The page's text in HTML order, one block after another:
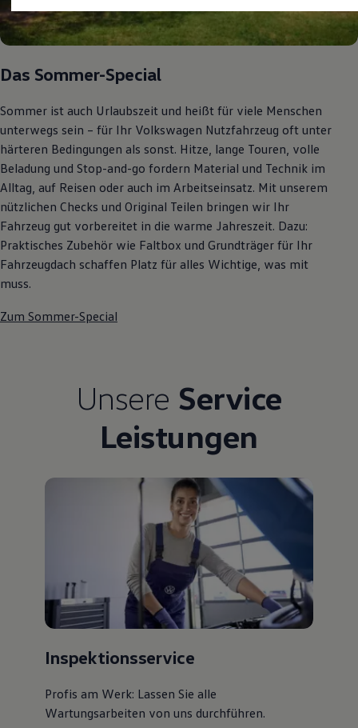
Kostensimulator
Autonomes Fahren
Mehr zum ID. Buzz
California Welt
California Club
Vanlife
Ratgeber
Routen & Reisen
California Reisen & Erlebnisse
California App
California Lifestyle & Zubehör
Übernachten im California
Marke
Unternehmen
Karriere
Karriere im Unternehmen
Karriere im Autohaus
Gesellschaft
Natur
Fahrzeugabholung ab Werk
Das Sommer-Special
Sommer ist auch Urlaubszeit und heißt für viele Menschen
unterwegs sein – für Ihr Volkswagen Nutzfahrzeug oft unter
härteren Bedingungen als sonst. Hitze, lange Touren, volle
Beladung und Stop-and-go fordern Material und Technik im
Alltag, auf Reisen oder auch im Arbeitseinsatz. Mit unserem
nützlichen Checks und Original Teilen bringen wir Ihr
Fahrzeug gut vorbereitet in die warme Jahreszeit. Dazu:
Praktisches Zubehör wie Faltbox und Grundträger für Ihr
Fahrzeugdach schaffen Platz für alles Wichtige, was mit
muss.
Zum Sommer-Special
Unsere Service
Leistungen
Inspektionsservice
Profis am Werk: Lassen Sie alle
Wartungsarbeiten von uns durchführen.